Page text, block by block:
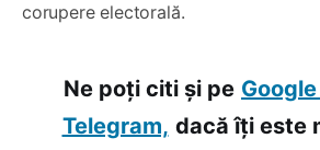
corupere electorală.
Ne poți citi și pe
Telegram, dacă îți este